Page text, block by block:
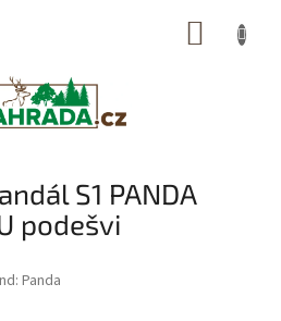
S1 PANDA
podešvi
Panda